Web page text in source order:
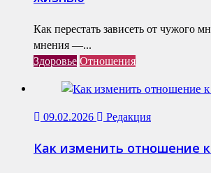
Как перестать зависеть от чужого
мнения —...
Здоровье Отношения
09.02.2026 Редакция
Как изменить отношение